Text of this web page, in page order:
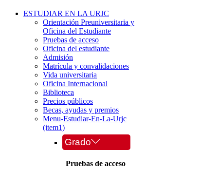
ESTUDIAR EN LA URJC
Orientación Preuniversitaria y
Oficina del Estudiante
Pruebas de acceso
Oficina del estudiante
Admisión
Matrícula y convalidaciones
Vida universitaria
Oficina Internacional
Biblioteca
Precios públicos
Becas, ayudas y premios
Menu-Estudiar-En-La-Urjc
(item1)
Grado
Pruebas de acceso